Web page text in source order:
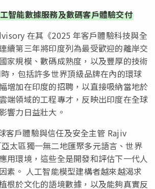
智能數據服務及數碼客戶體驗交付
在其《2025 年客戶體驗科技與全
續第三年將印度列為最受歡迎的離岸交
家規模、數碼成熟度，以及豐厚的技術
，包括許多世界頂級品牌在內的環球
增加在印度的招聘，以直接吸納當地於
端領域的工程專才，反映出印度在全球
響力日益壯大。
客戶體驗與信任及安全主管 Rajiv
太區獨一無二地匯聚多元語言、世界
用環境，這些全是開發和評估下一代人
素。 人工智能模型建構者越來越渴求
根於文化的語境數據，以及能夠真實反